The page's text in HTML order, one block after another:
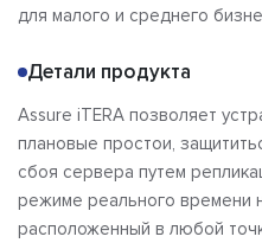
для малого и среднего
Детали продукта
Assure iTERA позволяет
плановые простои,
сбоя сервера путем
режиме реального времени
расположенный в любой